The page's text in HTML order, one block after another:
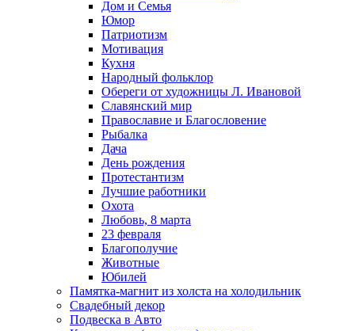
Дом и Семья
Юмор
Патриотизм
Мотивация
Кухня
Народный фольклор
Обереги от художницы Л. Ивановой
Славянский мир
Православие и Благословение
Рыбалка
Дача
День рождения
Протестантизм
Лучшие работники
Охота
Любовь, 8 марта
23 февраля
Благополучие
Животные
Юбилей
Памятка-магнит из холста на холодильник
Свадебный декор
Подвеска в Авто